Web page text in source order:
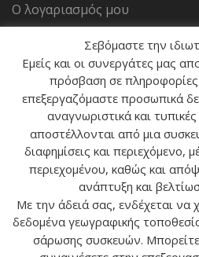
Ο λογαριασμός μου
Το καλάθι μου
ΕΠΙΚΟΙΝΩΝΙΑ
Διεύθυνση:Μικράς Ασίας 55 &
Φαραντάτων 43, Αθήνα, 11527
info@tropos-zois.gr
Τηλέφωνο:(+30) 211 111 0193
Σεβόμαστε την
Εμείς και οι συνεργάτες μας
πρόσβαση σε
επεξεργαζόμαστε προσωπικά
αναγνωριστικά και
αποστέλλονται από μια
διαφημίσεις και περιεχόμενο,
περιεχομένου, καθώς και
ανάπτυξη και
Με την άδειά σας, ενδέχεται να
δεδομένα γεωγραφικής
σάρωσης συσκευών. Μπορείτε